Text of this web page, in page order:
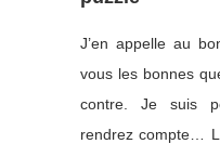
J’en appelle au
vous les bonnes
contre. Je suis
rendrez compte… L